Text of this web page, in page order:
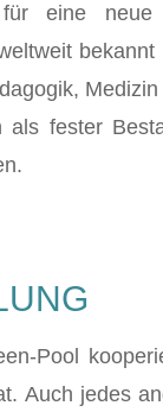
für eine
als fester
Pool
Auch jedes